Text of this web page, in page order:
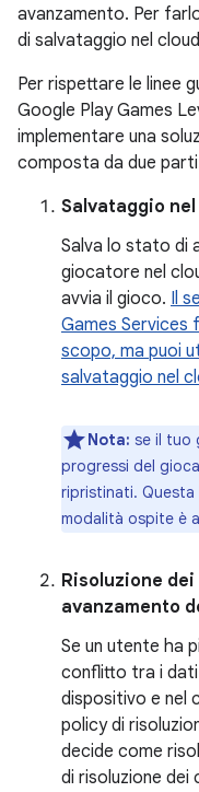
avanzamento. Per
di salvataggio nel
Per rispettare le linee
Google Play Games
implementare una
composta da due
Salvataggio
Salva lo stato di
giocatore nel
avvia il gioco. Il
Games Services
scopo, ma puoi
salvataggio nel
Nota: se il tuo
progressi del
ripristinati. Questa
modalità ospite è
Risoluzione
avanzamento
Se un utente ha
conflitto tra i
dispositivo e nel
policy di
decide come
di risoluzione